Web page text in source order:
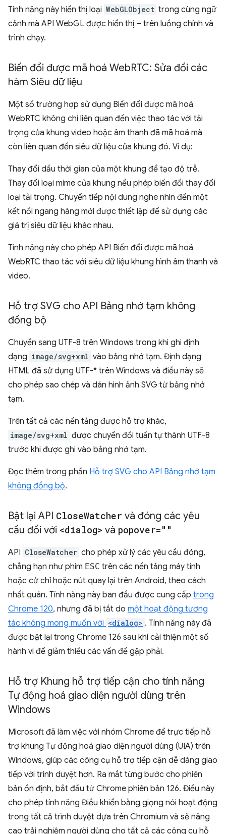
Tính năng này hiển thị loại WebGLObject trong cùng ngữ
cảnh mà API WebGL được hiển thị – trên luồng chính và
trình chạy.
Biến đổi được mã hoá WebRTC: Sửa đổi các
hàm Siêu dữ liệu
Một số trường hợp sử dụng Biến đổi được mã hoá
WebRTC không chỉ liên quan đến việc thao tác với tải
trọng của khung video hoặc âm thanh đã mã hoá mà
còn liên quan đến siêu dữ liệu của khung đó. Ví dụ:
Thay đổi dấu thời gian của một khung để tạo độ trễ.
Thay đổi loại mime của khung nếu phép biến đổi thay đổi
loại tải trọng. Chuyển tiếp nội dung nghe nhìn đến một
kết nối ngang hàng mới được thiết lập để sử dụng các
giá trị siêu dữ liệu khác nhau.
Tính năng này cho phép API Biến đổi được mã hoá
WebRTC thao tác với siêu dữ liệu khung hình âm thanh và
video.
Hỗ trợ SVG cho API Bảng nhớ tạm không
đồng bộ
Chuyển sang UTF-8 trên Windows trong khi ghi định
dạng image/svg+xml vào bảng nhớ tạm. Định dạng
HTML đã sử dụng UTF-* trên Windows và điều này sẽ
cho phép sao chép và dán hình ảnh SVG từ bảng nhớ
tạm.
Trên tất cả các nền tảng được hỗ trợ khác,
image/svg+xml được chuyển đổi tuần tự thành UTF-8
trước khi được ghi vào bảng nhớ tạm.
Đọc thêm trong phần Hỗ trợ SVG cho API Bảng nhớ tạm
không đồng bộ.
Bật lại API CloseWatcher và đóng các yêu
cầu đối với <dialog> và popover=""
API CloseWatcher cho phép xử lý các yêu cầu đóng,
chẳng hạn như phím ESC trên các nền tảng máy tính
hoặc cử chỉ hoặc nút quay lại trên Android, theo cách
nhất quán. Tính năng này ban đầu được cung cấp trong
Chrome 120, nhưng đã bị tắt do một hoạt động tương
tác không mong muốn với <dialog> . Tính năng này đã
được bật lại trong Chrome 126 sau khi cải thiện một số
hành vi để giảm thiểu các vấn đề gặp phải.
Hỗ trợ Khung hỗ trợ tiếp cận cho tính năng
Tự động hoá giao diện người dùng trên
Windows
Microsoft đã làm việc với nhóm Chrome để trực tiếp hỗ
trợ khung Tự động hoá giao diện người dùng (UIA) trên
Windows, giúp các công cụ hỗ trợ tiếp cận dễ dàng giao
tiếp với trình duyệt hơn. Ra mắt từng bước cho phiên
bản ổn định, bắt đầu từ Chrome phiên bản 126. Điều này
cho phép tính năng Điều khiển bằng giọng nói hoạt động
trong tất cả trình duyệt dựa trên Chromium và sẽ nâng
cao trải nghiệm người dùng cho tất cả các công cụ hỗ